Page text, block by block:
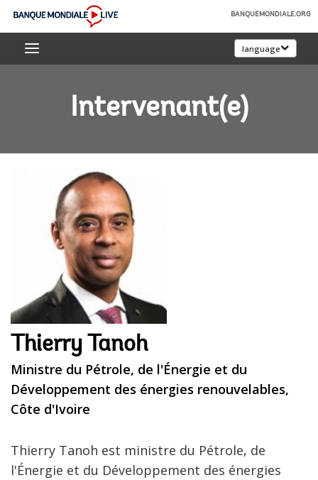
Skip
Main
Banque
mondiale
BANQUEMONDIALE.ORG
language
Intervenant(e)
Thierry Tanoh
Ministre du Pétrole, de l'Énergie et du
Développement des énergies renouvelables,
Côte d'Ivoire
Thierry Tanoh est ministre du Pétrole, de
l'Énergie et du Développement des énergies